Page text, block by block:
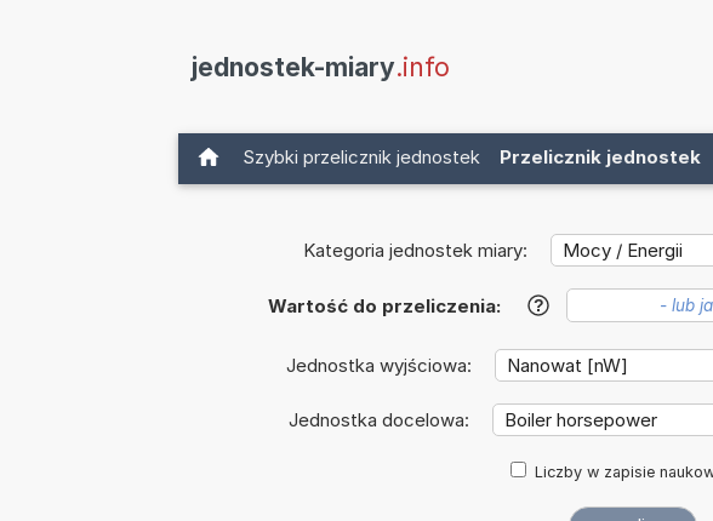
jednostek-miary.info
Szybki przelicznik jednostek Przelicznik jednostek
Kategoria jednostek miary:
Wartość do przeliczenia: ?
Jednostka wyjściowa:
Jednostka docelowa:
Liczby w zapisie